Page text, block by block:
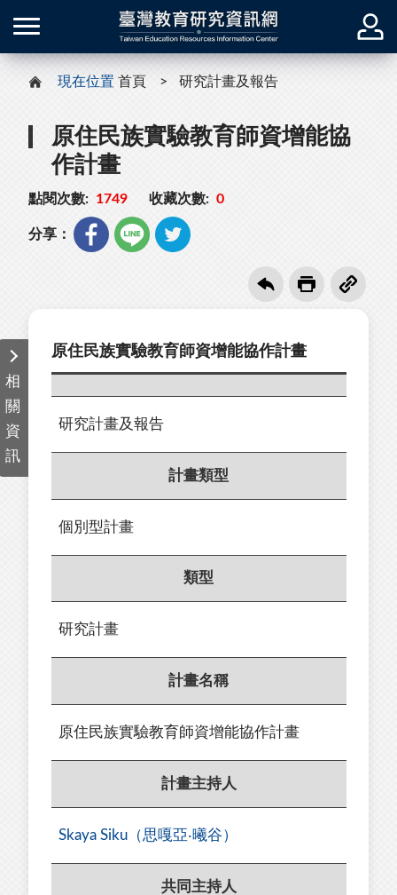
現在位置 首頁 研究計畫及報告
原住民族實驗教育師資增能協
作計畫
點閱次數: 1749 收藏次數: 0
分享：
相
關
資
訊
原住民族實驗教育師資增能協作計畫
研究計畫及報告
計畫類型
個別型計畫
類型
研究計畫
計畫名稱
原住民族實驗教育師資增能協作計畫
計畫主持人
Skaya Siku（思嘎亞‧曦谷）
共同主持人